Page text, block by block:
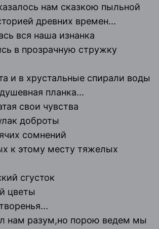
нам сказкою пыльной
древних времен...
вся наша изнанка
в прозрачную стружку
и в хрустальные спирали воды
планка...
свои чувства
доброты
сомнений
к этому месту тяжелых
сгусток
цветы
нам разум,но порою ведем мы